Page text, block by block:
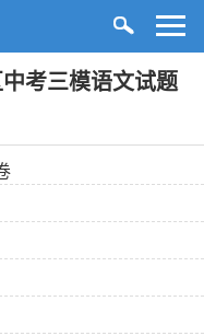
考三模语文试题